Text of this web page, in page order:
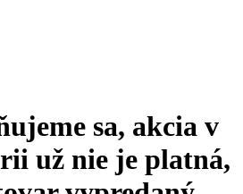
sa, akcia v
už nie je platná,